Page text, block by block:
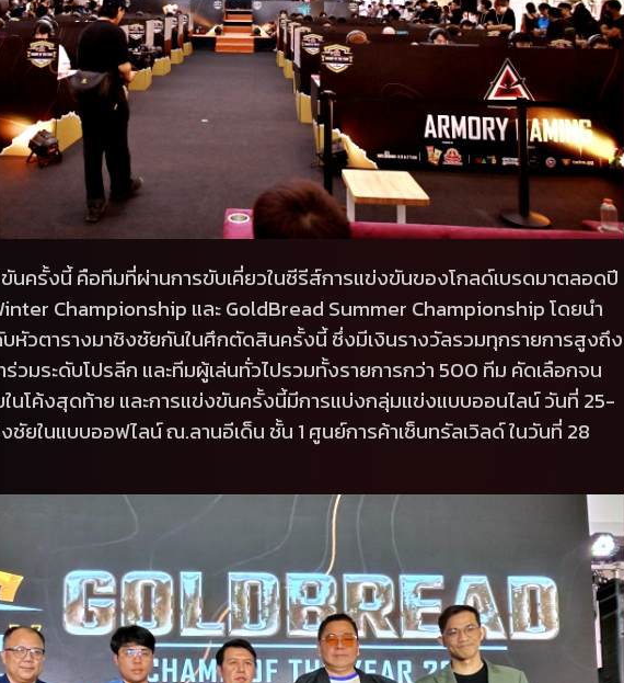
นครั้งนี้ คือทีมที่ผ่านการขับเคี่ยวในซีรีส์การแข่งขันของโกลด์เบรดมาตลอดปี
Championship และGoldBread Summer Championshipโดยนำ
หัวตารางมาชิงชัยกันในศึกตัดสินครั้งนี้ ซึ่งมีเงินรางวัลรวมทุกรายการสูงถึง
ร่วมระดับโปรลีก และทีมผู้เล่นทั่วไปรวมทั้งรายการกว่า 500 ทีม คัดเลือกจน
นโค้งสุดท้าย และการแข่งขันครั้งนี้มีการแบ่งกลุ่มแข่งแบบออนไลน์ วันที่ 25-
ชัยในแบบออฟไลน์ ณ.ลานอีเด็น ชั้น 1 ศูนย์การค้าเซ็นทรัลเวิลด์ ในวันที่ 28